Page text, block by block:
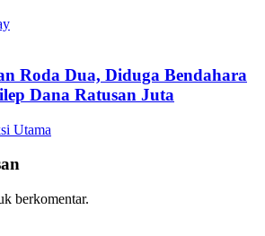
Roda Dua, Diduga Bendahara
Dana Ratusan Juta
Utama
berkomentar.